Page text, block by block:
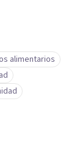
alimentarios